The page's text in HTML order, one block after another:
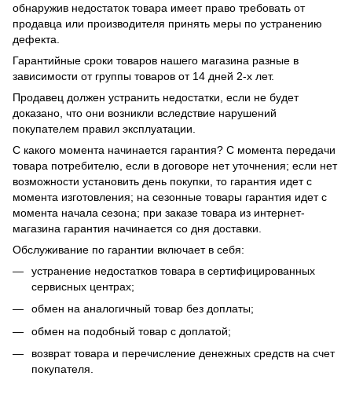
обнаружив недостаток товара имеет право требовать от
продавца или производителя принять меры по устранению
дефекта.
Гарантийные сроки товаров нашего магазина разные в
зависимости от группы товаров от 14 дней 2-х лет.
Продавец должен устранить недостатки, если не будет
доказано, что они возникли вследствие нарушений
покупателем правил эксплуатации.
С какого момента начинается гарантия? С момента передачи
товара потребителю, если в договоре нет уточнения; если нет
возможности установить день покупки, то гарантия идет с
момента изготовления; на сезонные товары гарантия идет с
момента начала сезона; при заказе товара из интернет-
магазина гарантия начинается со дня доставки.
Обслуживание по гарантии включает в себя:
устранение недостатков товара в сертифицированных
сервисных центрах;
обмен на аналогичный товар без доплаты;
обмен на подобный товар с доплатой;
возврат товара и перечисление денежных средств на счет
покупателя.